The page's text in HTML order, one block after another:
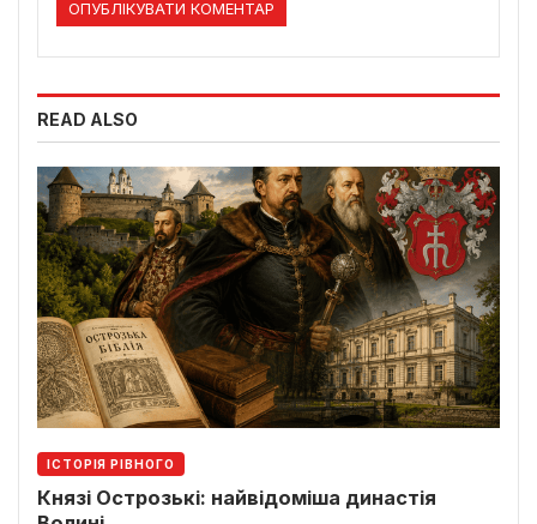
READ ALSO
ІСТОРІЯ РІВНОГО
Князі Острозькі: найвідоміша династія